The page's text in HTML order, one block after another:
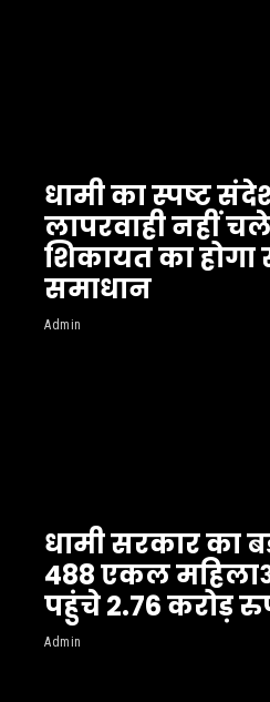
धामी का स्पष्ट
लापरवाही नहीं
शिकायत का
समाधान
Admin
धामी सरकार का
488 एकल
पहुंचे 2.76 करोड़
Admin